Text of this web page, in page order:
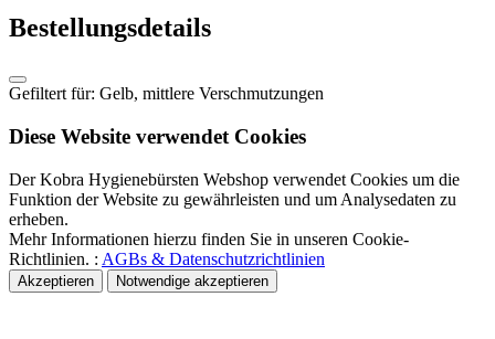
Bestellungsdetails
Gefiltert für: Gelb, mittlere Verschmutzungen
Diese Website verwendet Cookies
Der Kobra Hygienebürsten Webshop verwendet Cookies um die
Funktion der Website zu gewährleisten und um Analysedaten zu
erheben.
Mehr Informationen hierzu finden Sie in unseren Cookie-
Richtlinien. : AGBs & Datenschutzrichtlinien
Akzeptieren Notwendige akzeptieren